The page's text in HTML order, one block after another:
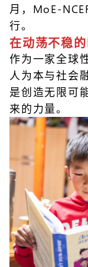
月，MoE-
行。
在动荡不稳
作为一家全球
人为本与社会
是创造无限可
来的力量。